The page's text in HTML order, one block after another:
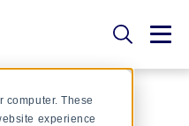
computer. These
experience